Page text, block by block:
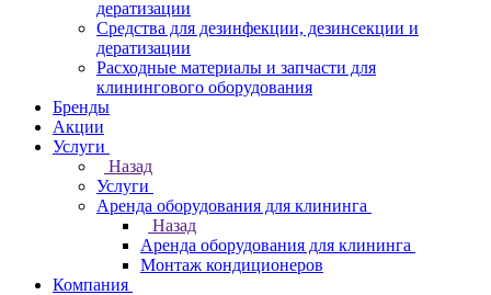
дератизации
Средства для дезинфекции, дезинсекции и
дератизации
Расходные материалы и запчасти для
клинингового оборудования
Бренды
Акции
Услуги
Назад
Услуги
Аренда оборудования для клининга
Назад
Аренда оборудования для клининга
Монтаж кондиционеров
Компания